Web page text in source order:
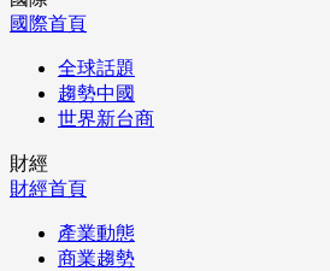
國際首頁
全球話題
趨勢中國
世界新台商
財經
財經首頁
產業動態
商業趨勢